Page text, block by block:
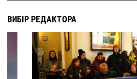
ВИБІР РЕДАКТОРА